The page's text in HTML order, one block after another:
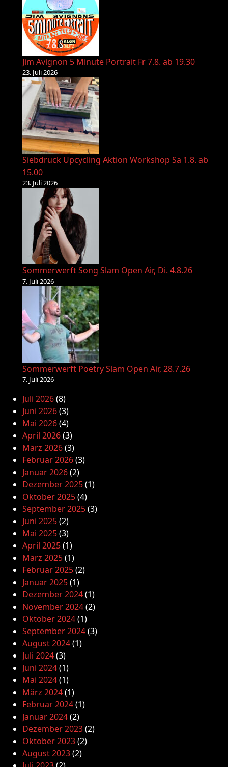
Jim Avignon 5 Minute Portrait Fr 7.8. ab 19.30
23. Juli 2026
Siebdruck Upcycling Aktion Workshop Sa 1.8. ab
15.00
23. Juli 2026
Sommerwerft Song Slam Open Air, Di. 4.8.26
7. Juli 2026
Sommerwerft Poetry Slam Open Air, 28.7.26
7. Juli 2026
Juli 2026(8)
Juni 2026(3)
Mai 2026(4)
April 2026(3)
März 2026(3)
Februar 2026(3)
Januar 2026(2)
Dezember 2025(1)
Oktober 2025(4)
September 2025(3)
Juni 2025(2)
Mai 2025(3)
April 2025(1)
März 2025(1)
Februar 2025(2)
Januar 2025(1)
Dezember 2024(1)
November 2024(2)
Oktober 2024(1)
September 2024(3)
August 2024(1)
Juli 2024(3)
Juni 2024(1)
Mai 2024(1)
März 2024(1)
Februar 2024(1)
Januar 2024(2)
Dezember 2023(2)
Oktober 2023(2)
August 2023(2)